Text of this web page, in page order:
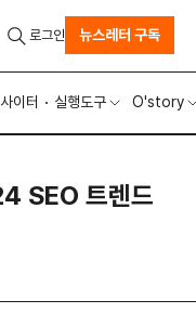
이터 실행도구 O'story
로그인 뉴스레터 구독
SEO 트렌드